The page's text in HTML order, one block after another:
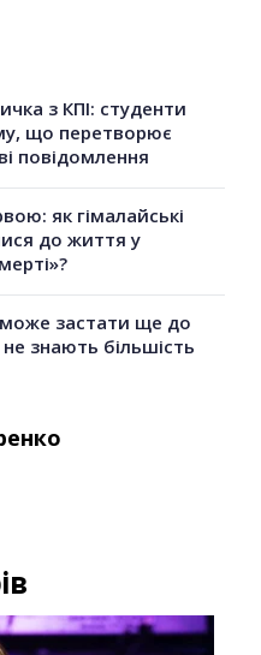
з КПІ: студенти
що перетворює
повідомлення
як гімалайські
до життя у
може застати ще до
знають більшість